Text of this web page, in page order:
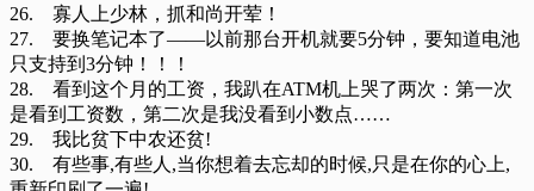
26. 寡人上少林，抓和尚开荤！
27. 要换笔记本了——以前那台开机就要5分钟，要知道电池
只支持到3分钟！！！
28. 看到这个月的工资，我趴在ATM机上哭了两次：第一次
是看到工资数，第二次是我没看到小数点……
29. 我比贫下中农还贫!
30. 有些事,有些人,当你想着去忘却的时候,只是在你的心上,